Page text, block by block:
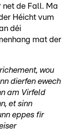
net de Fall. Ma
Héicht vum
déi
mat der
wou
dierfen ewech
am Virfeld
et sinn
eppes fir